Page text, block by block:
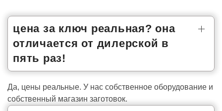
цена за ключ реальная? она
отличается от дилерской в
пять раз!
Да, цены реальные. У нас собственное оборудование и
собственный магазин заготовок.